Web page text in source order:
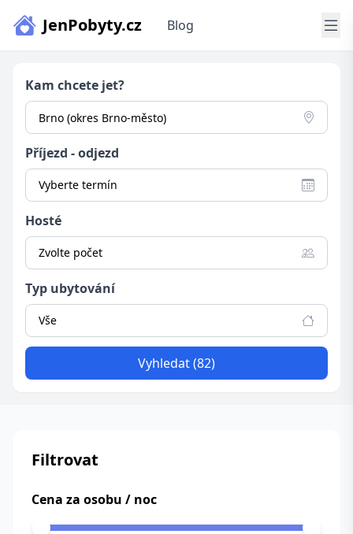
JenPobyty.cz Blog
Kam chcete jet?
Příjezd - odjezd
Vyberte termín
Hosté
Zvolte počet
Typ ubytování
Vše
Vyhledat (82)
Filtrovat
Cena za osobu / noc